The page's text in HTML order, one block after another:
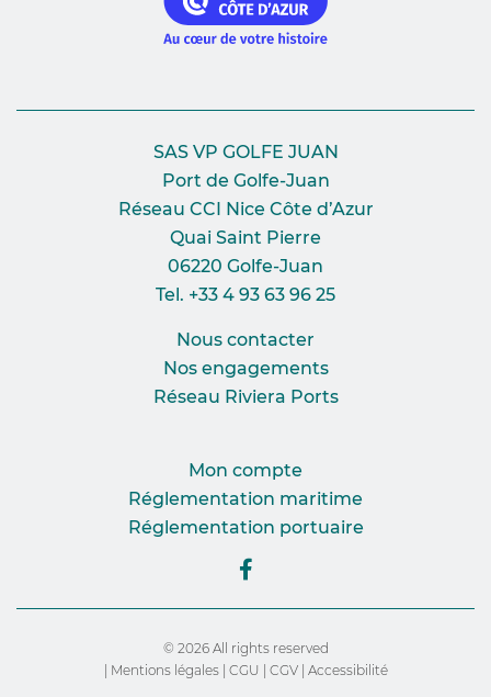
SAS VP GOLFE JUAN
Port de Golfe-Juan
Réseau CCI Nice Côte d’Azur
Quai Saint Pierre
06220 Golfe-Juan
Tel. +33 4 93 63 96 25
Nous contacter
Nos engagements
Réseau Riviera Ports
Mon compte
Réglementation maritime
Réglementation portuaire
© 2026 All rights reserved
| Mentions légales| CGU | CGV| Accessibilité